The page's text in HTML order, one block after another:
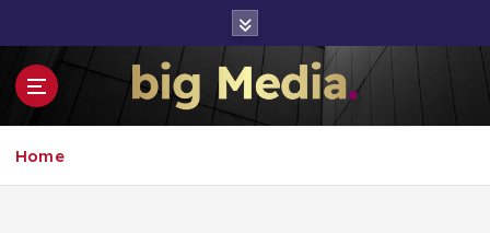
o
Inspirace pro mediální růst a podnikání
Home